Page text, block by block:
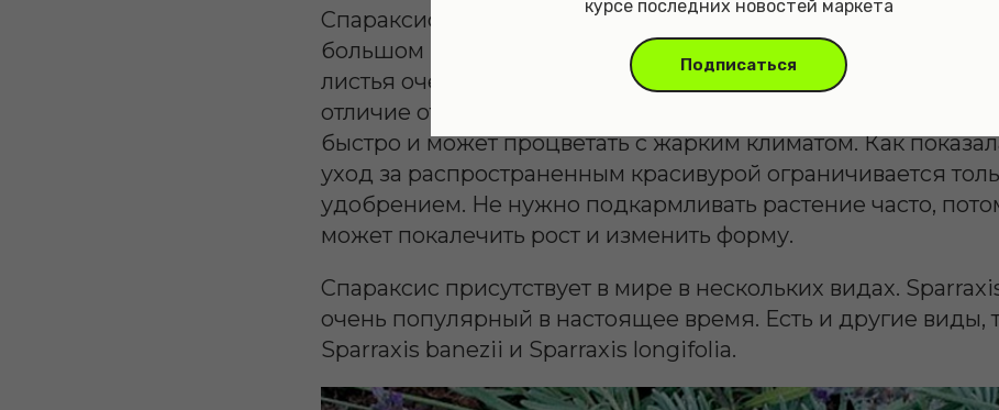
курсе последних новостей маркета
Подписаться
Спараксис - это очень популярное растение, которое может
большом количестве разных почв, от иловых до глинистых
листья очень легкие и тонкие, что делает его уютным
отличие от других кустарниковых растений, спараксис
быстро и может процветать с жарким климатом. Как
уход за распространенным красивурой ограничивается
удобрением. Не нужно подкармливать растение часто,
может покалечить рост и изменить форму.
Спараксис присутствует в мире в нескольких видах.
очень популярный в настоящее время. Есть и другие виды,
Sparraxis banezii и Sparraxis longifolia.